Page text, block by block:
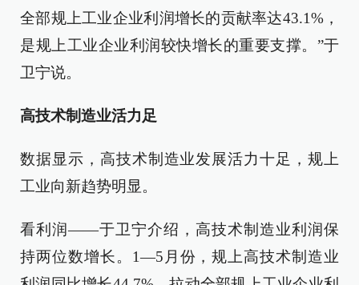
全部规上工业企业利润增长的贡献率达43.1%，
是规上工业企业利润较快增长的重要支撑。”于
卫宁说。
高技术制造业活力足
数据显示，高技术制造业发展活力十足，规上
工业向新趋势明显。
看利润——于卫宁介绍，高技术制造业利润保
持两位数增长。1—5月份，规上高技术制造业